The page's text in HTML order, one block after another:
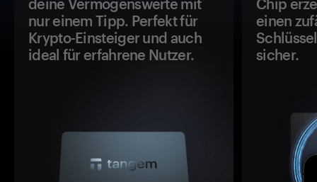
deine Vermögenswerte mit
nur einem Tipp. Perfekt für
Krypto-Einsteiger und auch
ideal für erfahrene Nutzer.
Chip
einen
sicher.